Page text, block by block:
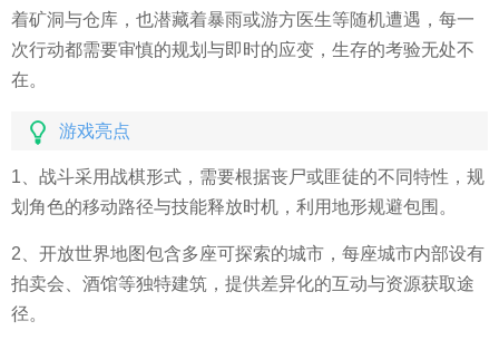
着矿洞与仓库，也潜藏着暴雨或游方医生等随机遭遇，每一
次行动都需要审慎的规划与即时的应变，生存的考验无处不
在。
游戏亮点
1、战斗采用战棋形式，需要根据丧尸或匪徒的不同特性，规
划角色的移动路径与技能释放时机，利用地形规避包围。
2、开放世界地图包含多座可探索的城市，每座城市内部设有
拍卖会、酒馆等独特建筑，提供差异化的互动与资源获取途
径。